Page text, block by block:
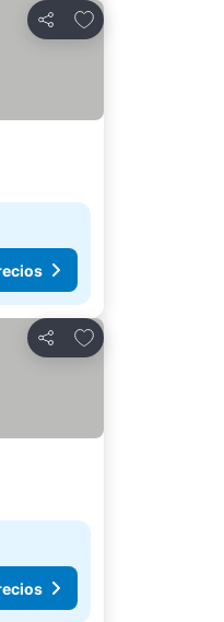
Compartir
Agregar a favoritos
Compartir
Agregar a favoritos